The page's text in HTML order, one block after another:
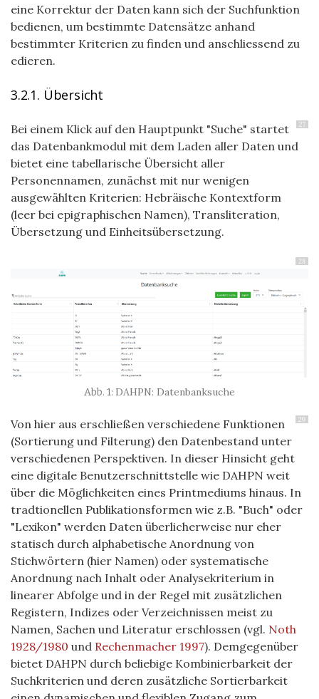
eine Korrektur der Daten kann sich der Suchfunktion
bedienen, um bestimmte Datensätze anhand
bestimmter Kriterien zu finden und anschliessend zu
edieren.
3.2.1. Übersicht
27
Bei einem Klick auf den Hauptpunkt "Suche" startet
das Datenbankmodul mit dem Laden aller Daten und
bietet eine tabellarische Übersicht aller
Personennamen, zunächst mit nur wenigen
ausgewählten Kriterien: Hebräische Kontextform
(leer bei epigraphischen Namen), Transliteration,
Übersetzung und Einheitsübersetzung.
28
DAHPN: Datenbanksuche
29
Von hier aus erschließen verschiedene Funktionen
(Sortierung und Filterung) den Datenbestand unter
verschiedenen Perspektiven. In dieser Hinsicht geht
eine digitale Benutzerschnittstelle wie DAHPN weit
über die Möglichkeiten eines Printmediums hinaus. In
tradtionellen Publikationsformen wie z.B. "Buch" oder
"Lexikon" werden Daten überlicherweise nur eher
statisch durch alphabetische Anordnung von
Stichwörtern (hier Namen) oder systematische
Anordnung nach Inhalt oder Analysekriterium in
linearer Abfolge und in der Regel mit zusätzlichen
Registern, Indizes oder Verzeichnissen meist zu
Namen, Sachen und Literatur erschlossen (vgl. Noth
1928/1980 und Rechenmacher 1997). Demgegenüber
bietet DAHPN durch beliebige Kombinierbarkeit der
Suchkriterien und deren zusätzliche Sortierbarkeit